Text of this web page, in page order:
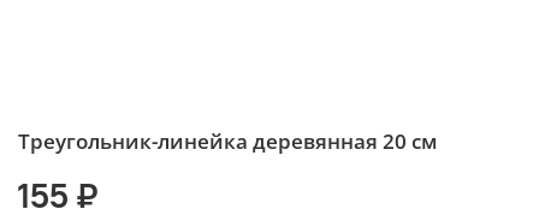
Треугольник-линейка деревянная 20 см
155 ₽